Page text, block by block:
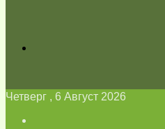
Четверг , 6 Август 2026